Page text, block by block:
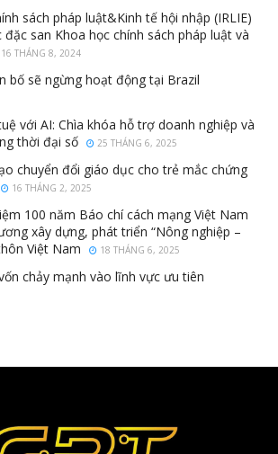
sách pháp luật&Kinh tế hội nhập (IRLIE)
san Khoa học chính sách pháp luật và
16 THÁNG 8, 2024
bố sẽ ngừng hoạt động tại Brazil
với AI: Chìa khóa hỗ trợ doanh nghiệp và
thời đại số
25 THÁNG 6, 2025
chuyển đổi giáo dục cho trẻ mắc chứng
16 THÁNG 2, 2025
100 năm Báo chí cách mạng Việt Nam
xây dựng, phát triển “Nông nghiệp –
Việt Nam
18 THÁNG 6, 2025
chảy mạnh vào lĩnh vực ưu tiên